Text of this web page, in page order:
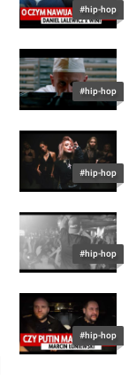
#hip-hop
#hip-hop
#hip-hop
#hip-hop
#hip-hop